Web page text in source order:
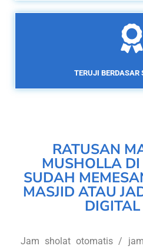
TERUJI BERDASAR
RATUSAN
MUSHOLLA
SUDAH
MASJID ATAU
Jam sholat otomatis /